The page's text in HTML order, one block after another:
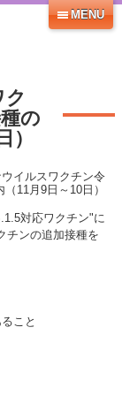
MENU
の
）
イルスワクチン令
11月9日～10日）
対応ワクチン"に
チンの追加接種を
こと